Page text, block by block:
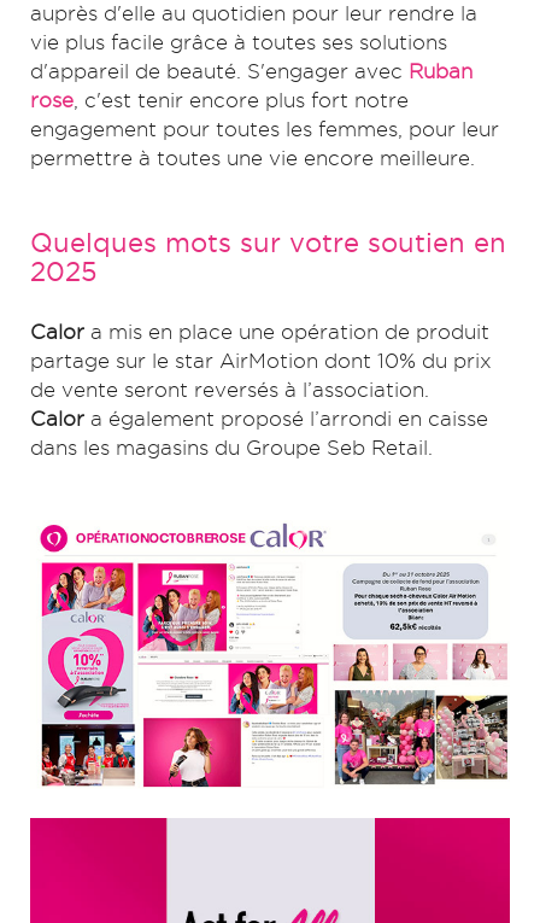
auprès d'elle au quotidien pour leur rendre la
vie plus facile grâce à toutes ses solutions
d'appareil de beauté. S'engager avec Ruban
rose , c'est tenir encore plus fort notre
engagement pour toutes les femmes, pour leur
permettre à toutes une vie encore meilleure.
Quelques mots sur votre soutien en
2025
Calor a mis en place une opération de produit
partage sur le star AirMotion dont 10% du prix
de vente seront reversés à l’association.
Calor a également proposé l’arrondi en caisse
dans les magasins du Groupe Seb Retail.